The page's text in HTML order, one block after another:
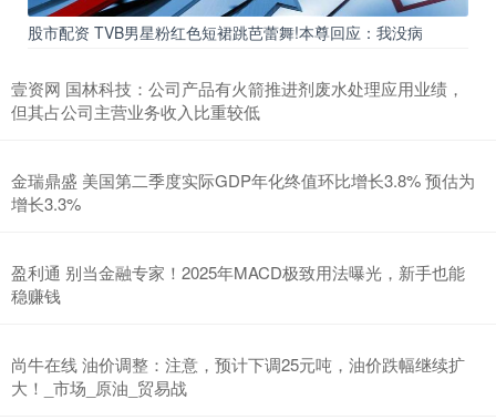
股市配资 TVB男星粉红色短裙跳芭蕾舞!本尊回应：我没病
壹资网 国林科技：公司产品有火箭推进剂废水处理应用业绩，
但其占公司主营业务收入比重较低
金瑞鼎盛 美国第二季度实际GDP年化终值环比增长3.8% 预估为
增长3.3%
盈利通 别当金融专家！2025年MACD极致用法曝光，新手也能
稳赚钱
尚牛在线 油价调整：注意，预计下调25元吨，油价跌幅继续扩
大！_市场_原油_贸易战